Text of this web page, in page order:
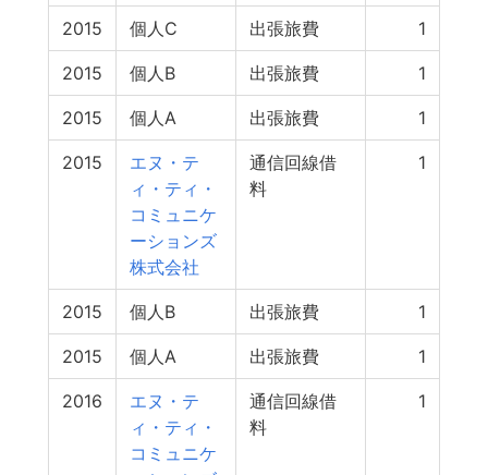
2015 個人C 出張旅費 1
2015 個人B 出張旅費 1
2015 個人A 出張旅費 1
2015
エヌ・テ
ィ・ティ・
コミュニケ
ーションズ
株式会社
通信回線借
料
1
2015 個人B 出張旅費 1
2015 個人A 出張旅費 1
2016
エヌ・テ
ィ・ティ・
コミュニケ
通信回線借
料
1